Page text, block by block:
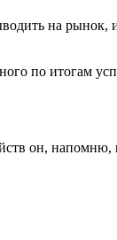
на рынок,
по итогам
он,